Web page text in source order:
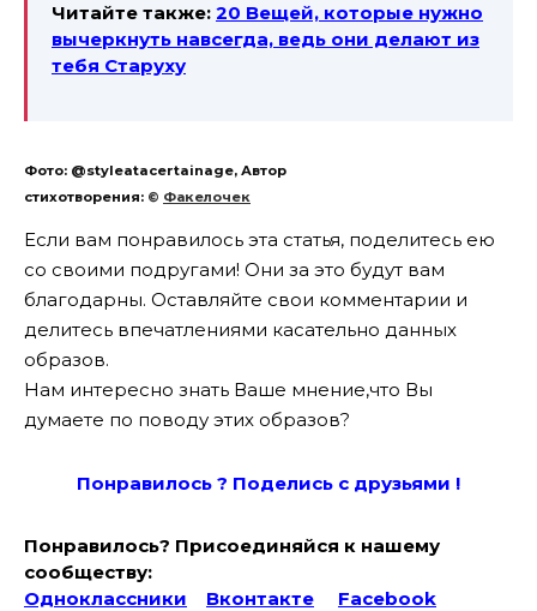
Читайте также: 20 Вещей, которые нужно
вычеркнуть навсегда, ведь они делают из
тебя Старуху
Фото: @styleatacertainage, Автор
стихотворения: © Факелочек
Если вам понравилось эта статья, поделитесь ею
со своими подругами! Они за это будут вам
благодарны. Оставляйте свои комментарии и
делитесь впечатлениями касательно данных
образов.
Нам интересно знать Ваше мнение,что Вы
думаете по поводу этих образов?
Понравилось ? Поделись с друзьями !
Понравилось? Присоединяйся к нашему
сообществу:
Одноклассники
Вконтакте
Facebook